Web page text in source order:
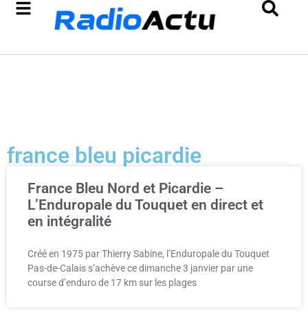
france bleu picardie
France Bleu Nord et Picardie –
L’Enduropale du Touquet en direct et
en intégralité
Créé en 1975 par Thierry Sabine, l’Enduropale du Touquet
Pas-de-Calais s’achève ce dimanche 3 janvier par une
course d’enduro de 17 km sur les plages